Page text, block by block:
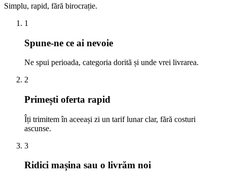
Simplu, rapid, fără birocrație.
1
Spune-ne ce ai nevoie
Ne spui perioada, categoria dorită și unde vrei livrarea.
2
Primești oferta rapid
Îți trimitem în aceeași zi un tarif lunar clar, fără costuri
ascunse.
3
Ridici mașina sau o livrăm noi